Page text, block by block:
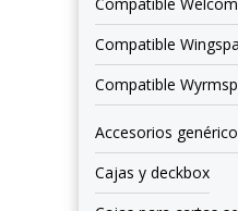
Compatible
Compatible
Accesorios
Cajas y deckbox